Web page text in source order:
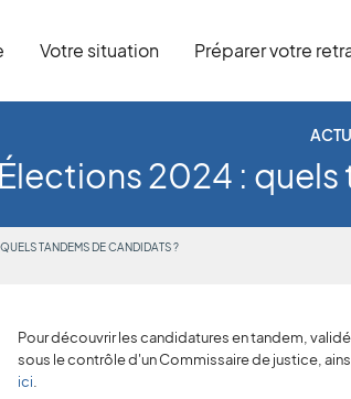
Votre situation Préparer votre
Élections 2024 :
TANDEMS DE CANDIDATS ?
Pour découvrir les candidatures en tandem,
sous le contrôle d'un Commissaire de justice,
ici